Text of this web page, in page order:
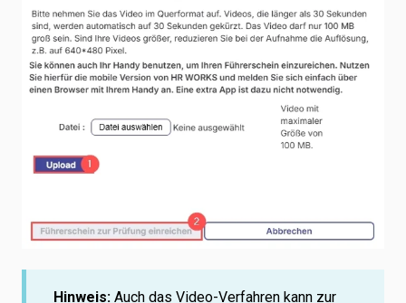
Hinweis: Auch das Video-Verfahren kann zur